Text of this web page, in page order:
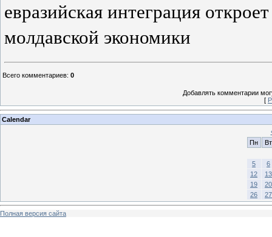
евразийская интеграция
молдавской экономики
Всего комментариев: 0
Добавлять комментарии
[
Calendar
Пн
Вт
5
6
12
13
19
20
26
27
Полная версия сайта